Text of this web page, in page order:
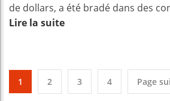
de dollars, a été bradé dans des
Lire la suite
1 2 3 4 Page